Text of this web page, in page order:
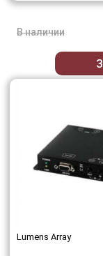
В наличии
Lumens Array